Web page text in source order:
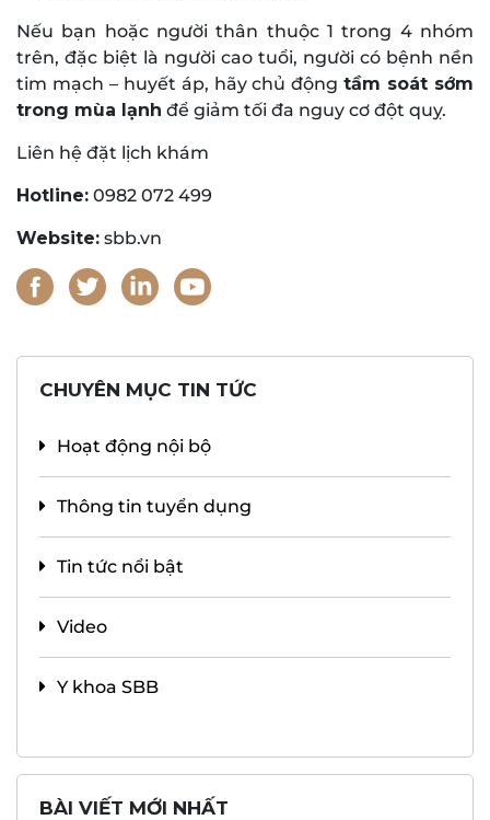
Nếu bạn hoặc người thân thuộc 1 trong 4 nhóm
trên, đặc biệt là người cao tuổi, người có bệnh nền
tim mạch – huyết áp, hãy chủ độngtầm soát sớm
trong mùa lạnh để giảm tối đa nguy cơ đột quỵ.
Liên hệ đặt lịch khám
Hotline: 0982 072 499
Website: sbb.vn
CHUYÊN MỤC TIN TỨC
Hoạt động nội bộ
Thông tin tuyển dụng
Tin tức nổi bật
Video
Y khoa SBB
BÀI VIẾT MỚI NHẤT